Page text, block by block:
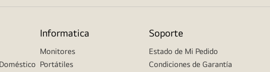
Informatica
Monitores
Portátiles
Soporte
Estado de Mi Pedido
Condiciones de Garantía